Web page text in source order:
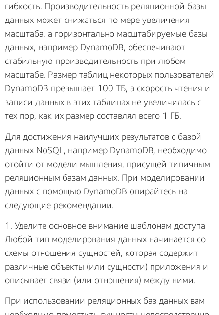
гибкость. Производительность реляционной базы
данных может снижаться по мере увеличения
масштаба, а горизонтально масштабируемые базы
данных, например DynamoDB, обеспечивают
стабильную производительность при любом
масштабе. Размер таблиц некоторых пользователей
DynamoDB превышает 100 ТБ, а скорость чтения и
записи данных в этих таблицах не увеличилась с
тех пор, как их размер составлял всего 1 ГБ.
Для достижения наилучших результатов с базой
данных NoSQL, например DynamoDB, необходимо
отойти от модели мышления, присущей типичным
реляционным базам данных. При моделировании
данных с помощью DynamoDB опирайтесь на
следующие рекомендации.
1. Уделите основное внимание шаблонам доступа
Любой тип моделирования данных начинается со
схемы отношения сущностей, которая содержит
различные объекты (или сущности) приложения и
описывает связи (или отношения) между ними.
При использовании реляционных баз данных вам